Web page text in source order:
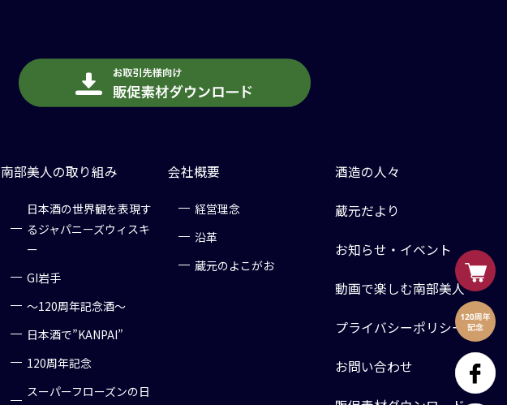
南部美人の取り組み
日本酒の世界観を表現す
るジャパニーズウィスキ
ー
GI岩手
～120周年記念酒～
日本酒で”KANPAI”
120周年記念
スーパーフローズンの日
会社概要
経営理念
沿革
蔵元のよこがお
酒造の人々
蔵元だより
お知らせ・イベント
動画で楽しむ南部美人
プライバシーポリシー
お問い合わせ